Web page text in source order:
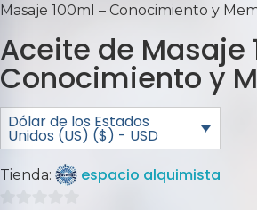
Masaje 100ml – Conocimiento y
Aceite de Masaje
Conocimiento y
Dólar de los Estados
Unidos (US) ($) - USD
Tienda: espacio alquimista